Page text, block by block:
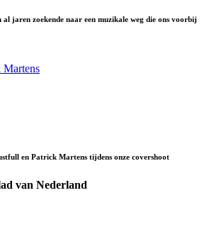
al jaren zoekende naar een muzikale weg die ons voorbij
Martens
en Patrick Martens tijdens onze covershoot
van Nederland